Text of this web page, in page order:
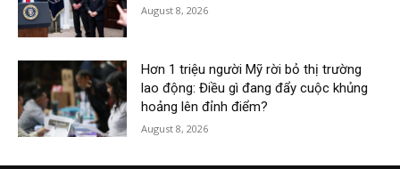
August 8, 2026
Hơn 1 triệu người Mỹ rời bỏ thị trường
lao động: Điều gì đang đẩy cuộc khủng
hoảng lên đỉnh điểm?
August 8, 2026